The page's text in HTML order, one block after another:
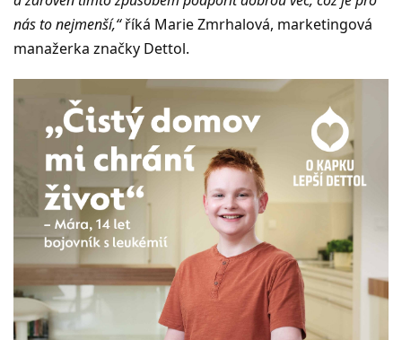
nás to nejmenší,“říká Marie Zmrhalová, marketingová
manažerka značky Dettol.